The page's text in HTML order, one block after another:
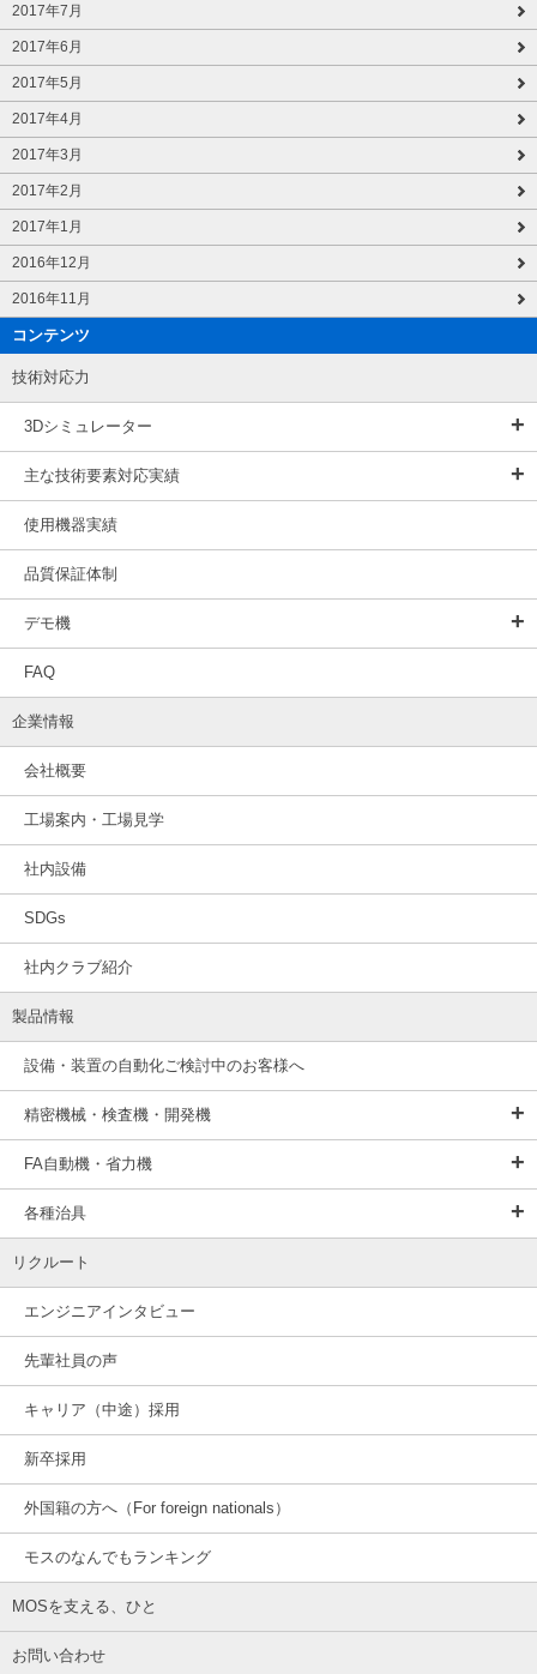
2017年7月
2017年6月
2017年5月
2017年4月
2017年3月
2017年2月
2017年1月
2016年12月
2016年11月
コンテンツ
技術対応力
3Dシミュレーター
主な技術要素対応実績
使用機器実績
品質保証体制
デモ機
FAQ
企業情報
会社概要
工場案内・工場見学
社内設備
SDGs
社内クラブ紹介
製品情報
設備・装置の自動化ご検討中のお客様へ
精密機械・検査機・開発機
FA自動機・省力機
各種治具
リクルート
エンジニアインタビュー
先輩社員の声
キャリア（中途）採用
新卒採用
外国籍の方へ（For foreign nationals）
モスのなんでもランキング
MOSを支える、ひと
お問い合わせ